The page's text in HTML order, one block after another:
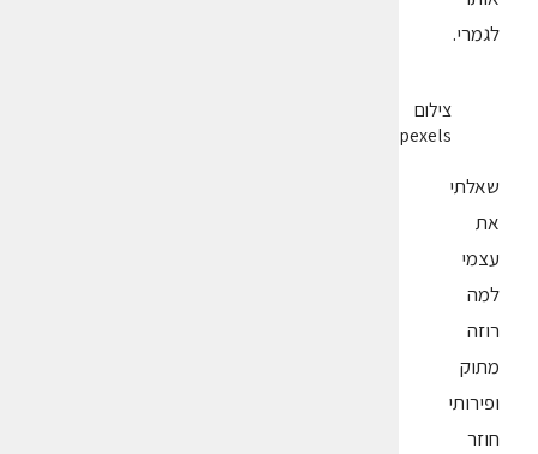
לגמרי.
צילום
pexels
שאלתי
את
עצמי
למה
רוזה
מתוק
ופירותי
חוזר